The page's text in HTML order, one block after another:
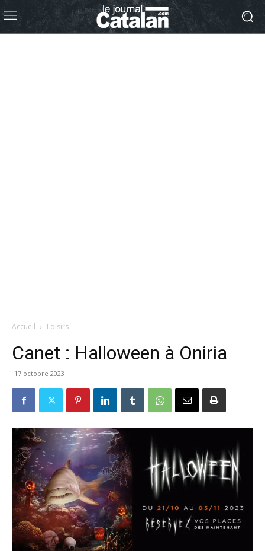
Accueil Loisirs
Canet : Halloween à Oniria
17 octobre 2023